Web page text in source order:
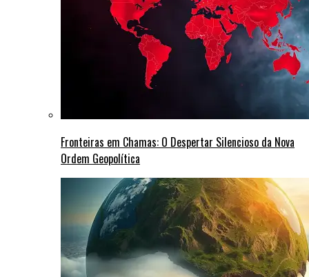
Fronteiras em Chamas: O Despertar Silencioso da Nova
Ordem Geopolítica